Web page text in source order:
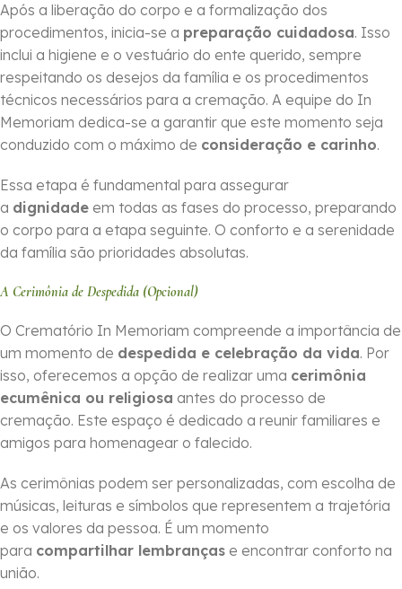
Após a liberação do corpo e a formalização dos
procedimentos, inicia-se a preparação cuidadosa. Isso
inclui a higiene e o vestuário do ente querido, sempre
respeitando os desejos da família e os procedimentos
técnicos necessários para a cremação. A equipe do In
Memoriam dedica-se a garantir que este momento seja
conduzido com o máximo de consideração e carinho.
Essa etapa é fundamental para assegurar
a dignidade em todas as fases do processo, preparando
o corpo para a etapa seguinte. O conforto e a serenidade
da família são prioridades absolutas.
A Cerimônia de Despedida (Opcional)
O Crematório In Memoriam compreende a importância de
um momento de despedida e celebração da vida. Por
isso, oferecemos a opção de realizar uma cerimônia
ecumênica ou religiosa antes do processo de
cremação. Este espaço é dedicado a reunir familiares e
amigos para homenagear o falecido.
As cerimônias podem ser personalizadas, com escolha de
músicas, leituras e símbolos que representem a trajetória
e os valores da pessoa. É um momento
para compartilhar lembranças e encontrar conforto na
união.